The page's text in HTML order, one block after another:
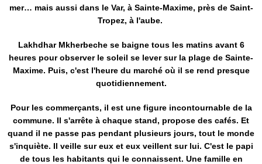
mer… mais aussi dans le Var, à Sainte-Maxime, près de Saint-
Tropez, à l'aube.
Lakhdhar Mkherbeche se baigne tous les matins avant 6
heures pour observer le soleil se lever sur la plage de Sainte-
Maxime. Puis, c'est l'heure du marché où il se rend presque
quotidiennement.
Pour les commerçants, il est une figure incontournable de la
commune. Il s'arrête à chaque stand, propose des cafés. Et
quand il ne passe pas pendant plusieurs jours, tout le monde
s'inquiète. Il veille sur eux et eux veillent sur lui. C'est le papi
de tous les habitants qui le connaissent. Une famille en